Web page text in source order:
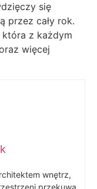
się
przez cały rok.
z każdym
więcej
wnętrz,
przekuwa